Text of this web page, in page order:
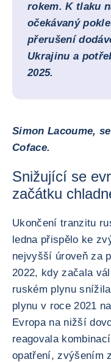
rokem. K tlaku
očekávaný
přerušení
Ukrajinu a
2025.
Simon Lacoume,
Coface.
Snižující se
začátku
Ukončení tranzitu
ledna přispělo ke
nejvyšší úroveň za
2022, kdy začala
ruském plynu
plynu v roce 2021
Evropa na nižší
reagovala
opatření, zvýšením